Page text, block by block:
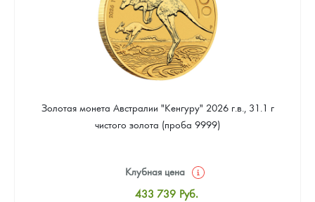
Золотая монета Австралии "Кенгуру" 2026 г.в., 31.1 г
чистого золота (проба 9999)
Клубная цена
433 739 Руб.